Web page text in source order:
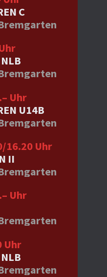
C
Uhr
U14B
16.20 Uhr
II
Uhr
Uhr